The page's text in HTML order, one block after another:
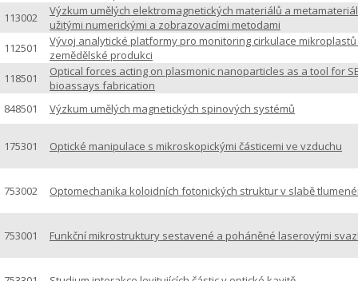
113002
Výzkum umělých elektromagnetických materiálů a
užitými numerickými a zobrazovacími metodami
112501
Vývoj analytické platformy pro monitoring cirkulace
zemědělské produkci
118501
Optical forces acting on plasmonic nanoparticles as a tool for
bioassays fabrication
848501
Výzkum umělých magnetických spinových systémů
175301 Optické manipulace s mikroskopickými částicemi ve vzduchu
753002 Optomechanika koloidních fotonických struktur v slabě
753001 Funkční mikrostruktury sestavené a poháněné laserovými